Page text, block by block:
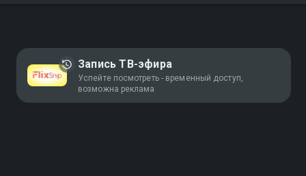
Запись ТВ-эфира
Успейте посмотреть - временный доступ,
возможна реклама